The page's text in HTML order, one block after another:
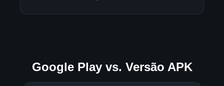
Google Play vs. Versão APK